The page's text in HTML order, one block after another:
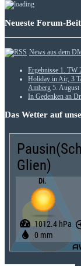
Neueste Forum-
News aus dem
Ergebnisse 1. TW
Holiday in Air, 3
Amberg 5. August
In Gedenken an
Das Wetter auf